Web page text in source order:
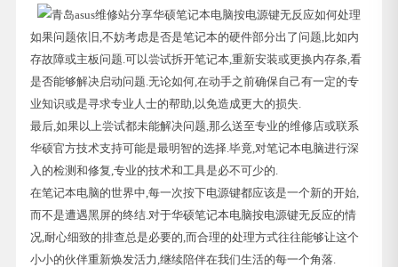
如果问题依旧,不妨考虑是否是笔记本的硬件部分出了问题,比如内
存故障或主板问题.可以尝试拆开笔记本,重新安装或更换内存条,看
是否能够解决启动问题.无论如何,在动手之前确保自己有一定的专
业知识或是寻求专业人士的帮助,以免造成更大的损失.
最后,如果以上尝试都未能解决问题,那么送至专业的维修店或联系
华硕官方技术支持可能是最明智的选择.毕竟,对笔记本电脑进行深
入的检测和修复,专业的技术和工具是必不可少的.
在笔记本电脑的世界中,每一次按下电源键都应该是一个新的开始,
而不是遭遇黑屏的终结.对于华硕笔记本电脑按电源键无反应的情
况,耐心细致的排查总是必要的,而合理的处理方式往往能够让这个
小小的伙伴重新焕发活力,继续陪伴在我们生活的每一个角落.